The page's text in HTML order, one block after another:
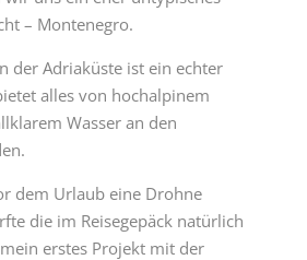
– Montenegro.
der Adriaküste ist ein echter
alles von hochalpinem
Wasser an den
dem Urlaub eine Drohne
die im Reisegepäck natürlich
erstes Projekt mit der